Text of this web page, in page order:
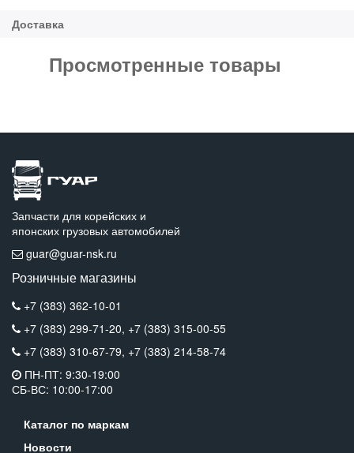
Просмотренные товары
Запчасти для корейских и
японских грузовых автомобилей
guar@guar-nsk.ru
Розничные магазины
+7 (383) 362-10-01
+7 (383) 299-71-20, +7 (383) 315-00-55
+7 (383) 310-67-79, +7 (383) 214-58-74
ПН-ПТ: 9:30-19:00
СБ-ВС: 10:00-17:00
Каталог по маркам
Новости